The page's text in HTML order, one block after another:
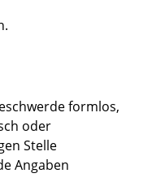
formlos,
oder
Stelle
Angaben